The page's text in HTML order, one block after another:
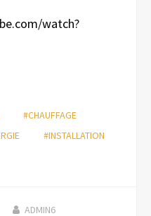
watch?
#CHAUFFAGE
#INSTALLATION
ADMIN6